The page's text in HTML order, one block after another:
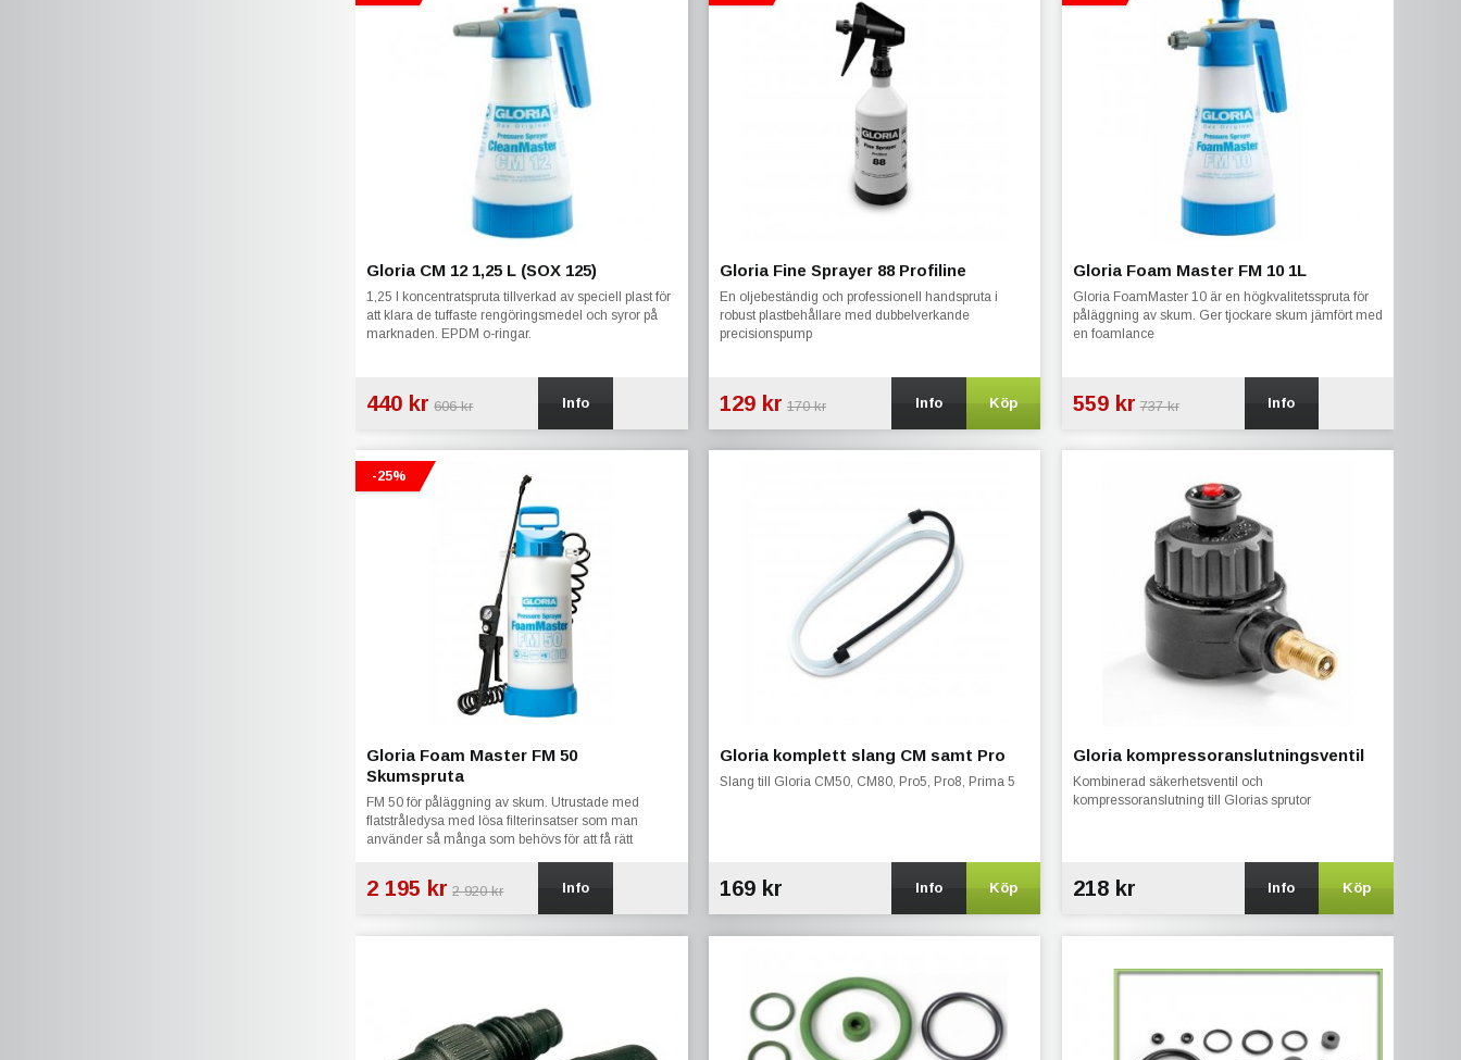
Gloria CM 12 1,25 L (SOX 125)
1,25 l koncentratspruta tillverkad av speciell plast för
att klara de tuffaste rengöringsmedel och syror på
marknaden. EPDM o-ringar.
440 kr 606 kr Info
Gloria Fine Sprayer 88 Profiline
En oljebeständig och professionell handspruta i
robust plastbehållare med dubbelverkande
precisionspump
129 kr 170 kr Info Köp
Gloria Foam Master FM 10 1L
Gloria FoamMaster 10 är en högkvalitetsspruta för
påläggning av skum. Ger tjockare skum jämfört med
en foamlance
559 kr 737 kr Info
-25%
Gloria Foam Master FM 50
Skumspruta
FM 50 för påläggning av skum. Utrustade med
flatstråledysa med lösa filterinsatser som man
använder så många som behövs för att få rätt
2 195 kr 2 920 kr Info
Gloria komplett slang CM samt Pro
Slang till Gloria CM50, CM80, Pro5, Pro8, Prima 5
169 kr Info Köp
Gloria kompressoranslutningsventil
Kombinerad säkerhetsventil och
kompressoranslutning till Glorias sprutor
218 kr Info Köp